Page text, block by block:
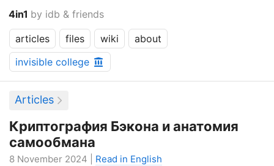
4in1 by idb & friends
articles
files wiki
about
invisible college
Articles
Криптография Бэкона и анатомия
самообмана
8 November 2024 | Read in English